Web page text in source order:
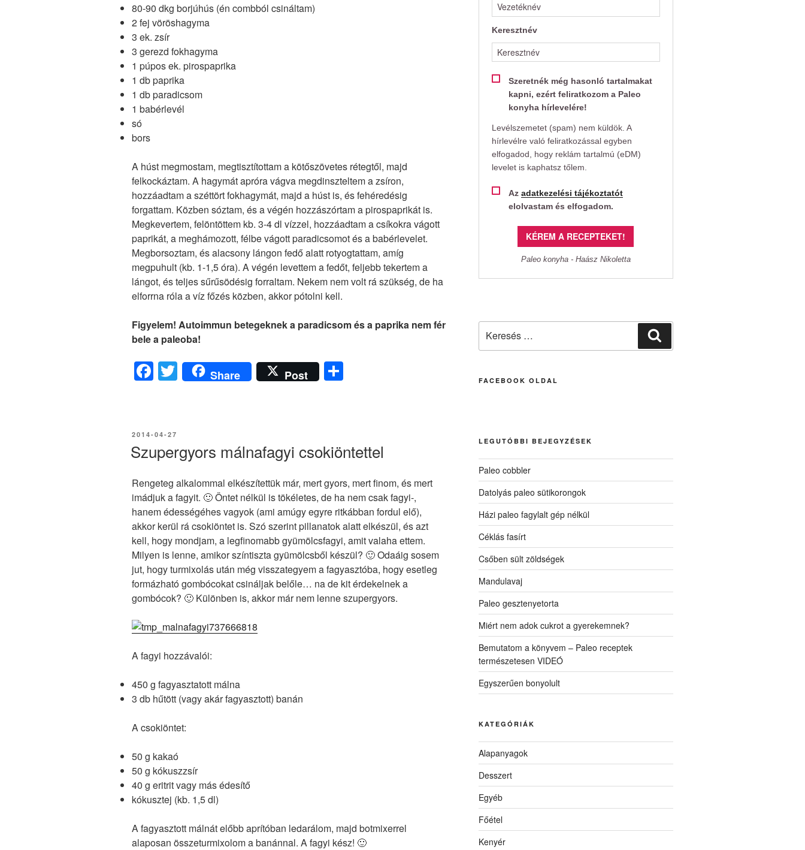
80-90 dkg borjúhús (én combból csináltam)
2 fej vöröshagyma
3 ek. zsír
3 gerezd fokhagyma
1 púpos ek. pirospaprika
1 db paprika
1 db paradicsom
1 babérlevél
só
bors
A húst megmostam, megtisztítottam a kötőszövetes rétegtől, majd
felkockáztam. A hagymát apróra vágva megdinszteltem a zsíron,
hozzáadtam a széttört fokhagymát, majd a húst is, és fehéredésig
forgattam. Közben sóztam, és a végén hozzászórtam a pirospaprikát is.
Megkevertem, felöntöttem kb. 3-4 dl vízzel, hozzáadtam a csíkokra vágott
paprikát, a meghámozott, félbe vágott paradicsomot és a babérlevelet.
Megborsoztam, és alacsony lángon fedő alatt rotyogtattam, amíg
megpuhult (kb. 1-1,5 óra). A végén levettem a fedőt, feljebb tekertem a
lángot, és teljes sűrűsödésig forraltam. Nekem nem volt rá szükség, de ha
elforrna róla a víz főzés közben, akkor pótolni kell.
Figyelem! Autoimmun betegeknek a paradicsom és a paprika nem fér
bele a paleoba!
F
a
e
b
o
o
k
T
wi
Share Post
m
e
g
BEKÜLDVE:
2014-04-27
Szupergyors málnafagyi csokiöntettel
Rengeteg alkalommal elkészítettük már, mert gyors, mert finom, és mert
imádjuk a fagyit. 🙂 Öntet nélkül is tökéletes, de ha nem csak fagyi-,
hanem édességéhes vagyok (ami amúgy egyre ritkábban fordul elő),
akkor kerül rá csokiöntet is. Szó szerint pillanatok alatt elkészül, és azt
kell, hogy mondjam, a legfinomabb gyümölcsfagyi, amit valaha ettem.
Milyen is lenne, amikor színtiszta gyümölcsből készül? 🙂 Odaáig sosem
jut, hogy turmixolás után még visszategyem a fagyasztóba, hogy esetleg
formázható gombócokat csináljak belőle… na de kit érdekelnek a
gombócok? 🙂 Különben is, akkor már nem lenne szupergyors.
A fagyi hozzávalói:
450 g fagyasztatott málna
3 db hűtött (vagy akár fagyasztott) banán
A csokiöntet:
50 g kakaó
50 g kókuszzsír
40 g eritrit vagy más édesítő
kókusztej (kb. 1,5 dl)
A fagyasztott málnát előbb aprítóban ledarálom, majd botmixerrel
alaposan összeturmixolom a banánnal. A fagyi kész! 🙂
Keresztnév
Szeretnék még hasonló tartalmakat
kapni, ezért feliratkozom a Paleo
konyha hírlevelére!
Levélszemetet (spam) nem küldök. A
hírlevélre való feliratkozással egyben
elfogadod, hogy reklám tartalmú (eDM)
levelet is kaphatsz tőlem.
Az adatkezelési tájékoztatót
elolvastam és elfogadom.
KÉREM A RECEPTEKET!
Paleo konyha - Haász Nikoletta
következő
FACEBOOK OLDAL
LEGUTÓBBI BEJEGYZÉSEK
Paleo cobbler
Datolyás paleo sütikorongok
Házi paleo fagylalt gép nélkül
Céklás fasírt
Csőben sült zöldségek
Mandulavaj
Paleo gesztenyetorta
Miért nem adok cukrot a gyerekemnek?
Bemutatom a könyvem – Paleo receptek
természetesen VIDEÓ
Egyszerűen bonyolult
KATEGÓRIÁK
Alapanyagok
Desszert
Egyéb
Főétel
Kenyér